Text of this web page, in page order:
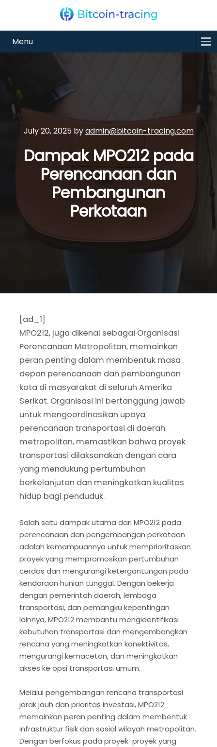
Menu
July 20, 2025byadmin@bitcoin-tracing.com
Dampak MPO212 pada
Perencanaan dan
Pembangunan
Perkotaan
[ad_1]
MPO212, juga dikenal sebagai Organisasi
Perencanaan Metropolitan, memainkan
peran penting dalam membentuk masa
depan perencanaan dan pembangunan
kota di masyarakat di seluruh Amerika
Serikat. Organisasi ini bertanggung jawab
untuk mengoordinasikan upaya
perencanaan transportasi di daerah
metropolitan, memastikan bahwa proyek
transportasi dilaksanakan dengan cara
yang mendukung pertumbuhan
berkelanjutan dan meningkatkan kualitas
hidup bagi penduduk.
Salah satu dampak utama dari MPO212 pada
perencanaan dan pengembangan perkotaan
adalah kemampuannya untuk memprioritaskan
proyek yang mempromosikan pertumbuhan
cerdas dan mengurangi ketergantungan pada
kendaraan hunian tunggal. Dengan bekerja
dengan pemerintah daerah, lembaga
transportasi, dan pemangku kepentingan
lainnya, MPO212 membantu mengidentifikasi
kebutuhan transportasi dan mengembangkan
rencana yang meningkatkan konektivitas,
mengurangi kemacetan, dan meningkatkan
akses ke opsi transportasi umum.
Melalui pengembangan rencana transportasi
jarak jauh dan prioritas investasi, MPO212
memainkan peran penting dalam membentuk
infrastruktur fisik dan sosial wilayah metropolitan.
Dengan berfokus pada proyek-proyek yang